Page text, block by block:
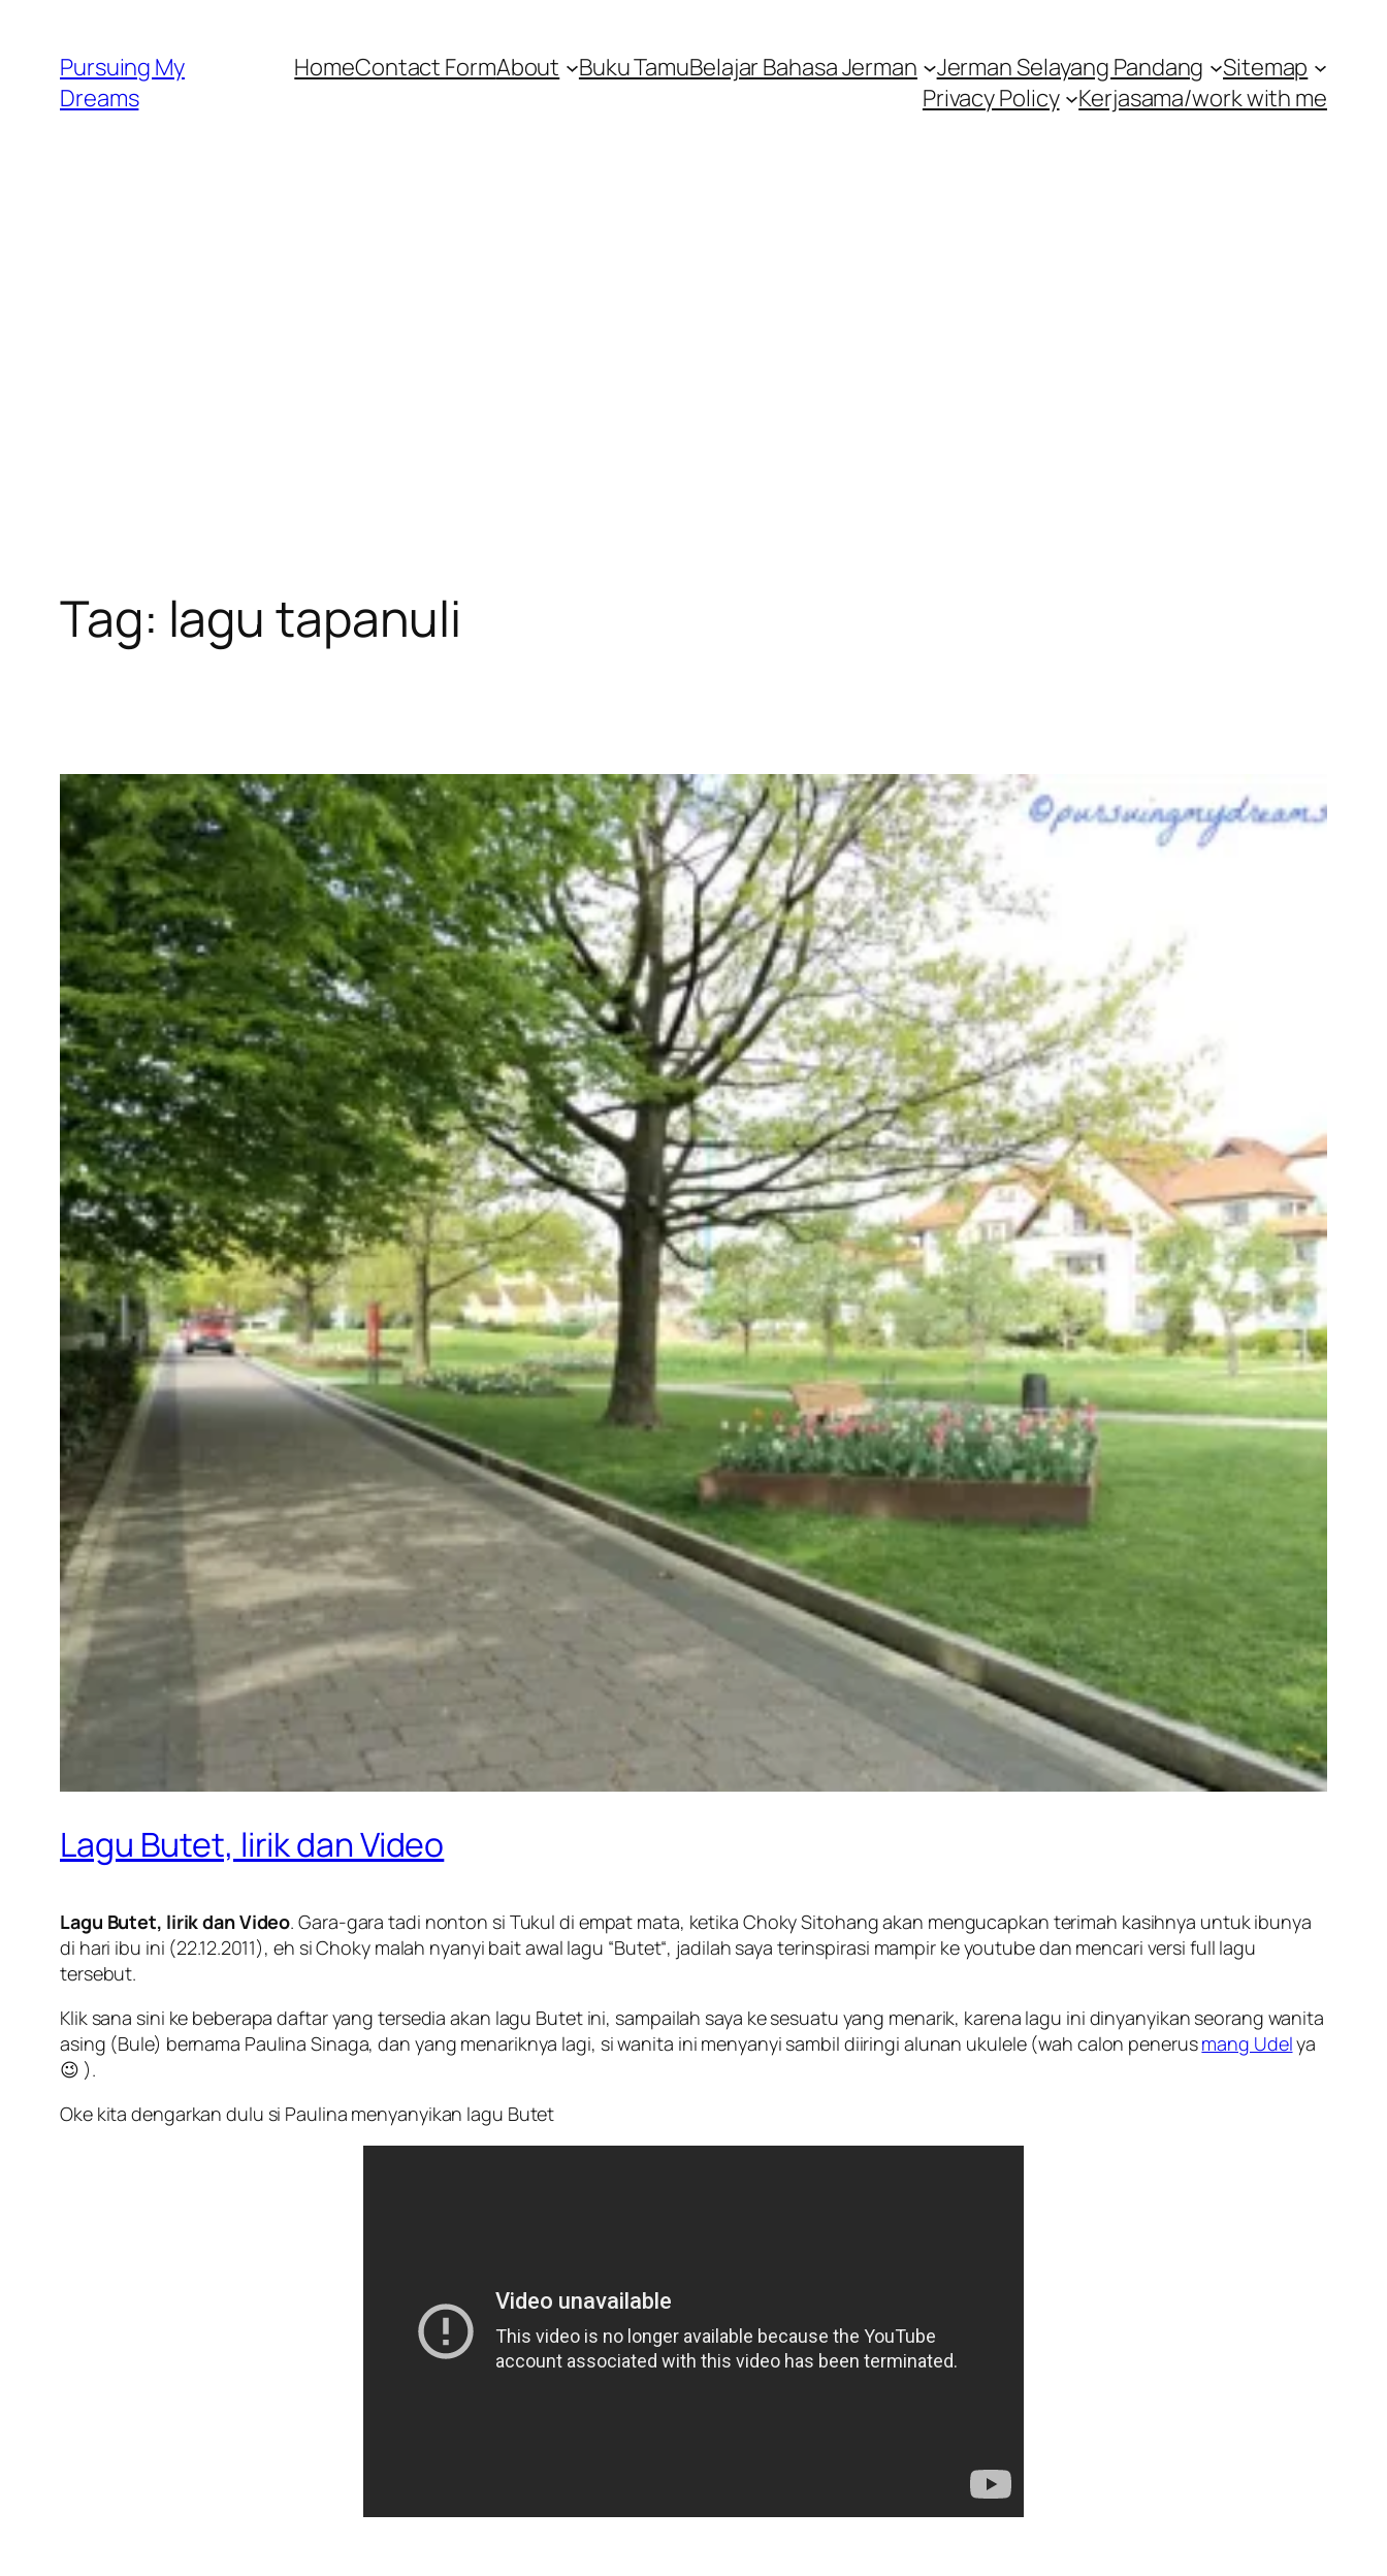
content
Pursuing My
Dreams
HomeContact FormAbout Buku TamuBelajar Bahasa Jerman Jerman Selayang Pandang
Sitemap
Privacy Policy
Kerjasama/work with me
Tag: lagu tapanuli
Lagu Butet, lirik dan Video
Lagu Butet, lirik dan Video. Gara-gara tadi nonton si Tukul di empat mata, ketika Choky Sitohangakan mengucapkan terimah kasihnya untuk ibunya
di hari ibu ini (22.12.2011), eh si Choky malah nyanyi bait awal lagu “Butet“, jadilah saya terinspirasi mampir ke youtube dan mencari versi full lagu
tersebut.
Klik sana sini ke beberapa daftar yang tersedia akan lagu Butet ini, sampailah saya ke sesuatu yang menarik, karena lagu ini dinyanyikan seorang wanita
asing (Bule) bernama Paulina Sinaga, dan yang menariknya lagi, si wanita ini menyanyi sambil diiringi alunan ukulele (wah calon penerusmang Udelya
😉 ).
Oke kita dengarkan dulu si Paulina menyanyikan lagu Butet